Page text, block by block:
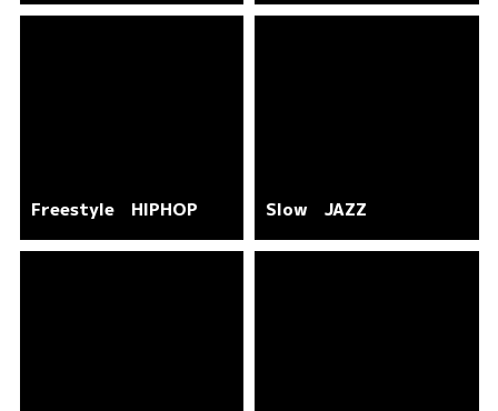
Freestyle HIPHOP Slow JAZZ